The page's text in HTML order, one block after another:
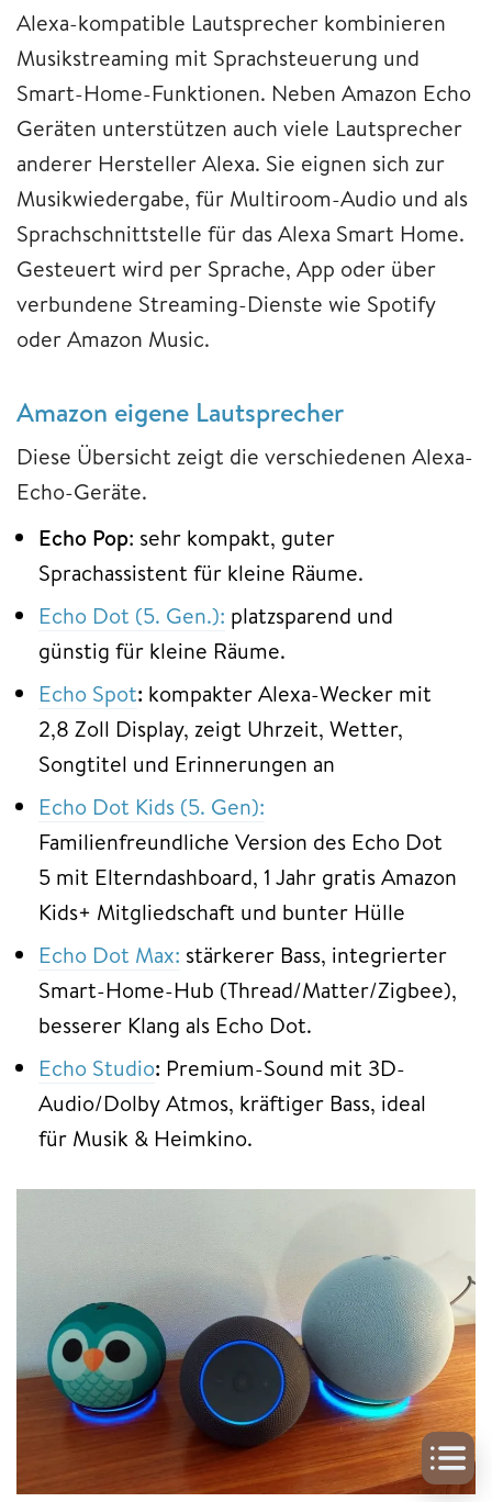
Alexa-kompatible Lautsprecher kombinieren
Musikstreaming mit Sprachsteuerung und
Smart-Home-Funktionen. Neben Amazon Echo
Geräten unterstützen auch viele Lautsprecher
anderer Hersteller Alexa. Sie eignen sich zur
Musikwiedergabe, für Multiroom-Audio und als
Sprachschnittstelle für das Alexa Smart Home.
Gesteuert wird per Sprache, App oder über
verbundene Streaming-Dienste wie Spotify
oder Amazon Music.
Amazon eigene Lautsprecher
Diese Übersicht zeigt die verschiedenen Alexa-
Echo-Geräte.
Echo Pop: sehr kompakt, guter
Sprachassistent für kleine Räume.
Echo Dot (5. Gen.): platzsparend und
günstig für kleine Räume.
Echo Spot: kompakter Alexa-Wecker mit
2,8 Zoll Display, zeigt Uhrzeit, Wetter,
Songtitel und Erinnerungen an
Echo Dot Kids (5. Gen):
Familienfreundliche Version des Echo Dot
5 mit Elterndashboard, 1 Jahr gratis Amazon
Kids+ Mitgliedschaft und bunter Hülle
Echo Dot Max: stärkerer Bass, integrierter
Smart-Home-Hub (Thread/Matter/Zigbee),
besserer Klang als Echo Dot.
Echo Studio: Premium-Sound mit 3D-
Audio/Dolby Atmos, kräftiger Bass, ideal
für Musik & Heimkino.